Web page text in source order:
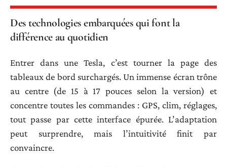
Des technologies embarquées qui font la
différence au quotidien
Entrer dans une Tesla, c’est tourner la page des
tableaux de bord surchargés. Un immense écran trône
au centre (de 15 à 17 pouces selon la version) et
concentre toutes les commandes : GPS, clim, réglages,
tout passe par cette interface épurée. L’adaptation
peut surprendre, mais l’intuitivité finit par
convaincre.